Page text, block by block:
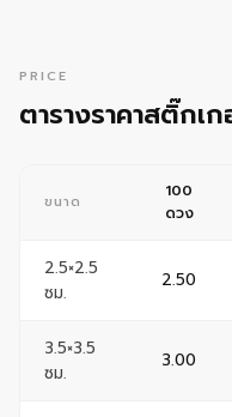
PRICE
ตารางราคาสติ๊กเ
ขนาด
100
ดวง
2.5×2.5
ซม.
2.50
3.5×3.5
ซม.
3.00